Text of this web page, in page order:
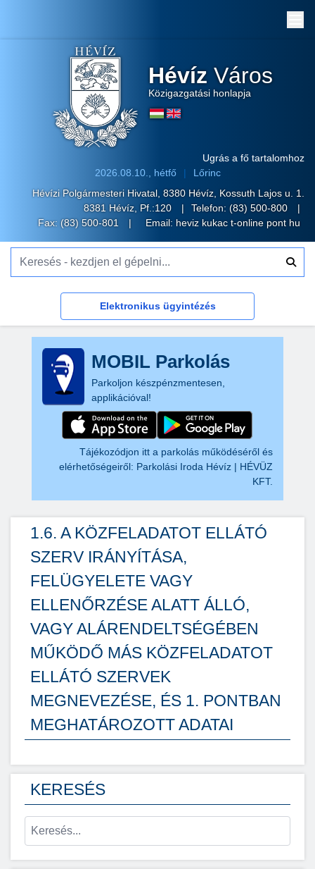
Hévíz Város
Közigazgatási honlapja
Ugrás a fő tartalomhoz
2026.08.10., hétfő
Lőrinc
Hévízi Polgármesteri Hivatal, 8380 Hévíz, Kossuth Lajos u. 1.
8381 Hévíz, Pf.:120
Telefon: (83) 500-800
Fax: (83) 500-801
Email: heviz kukac t-online pont hu
Elektronikus ügyintézés
MOBIL Parkolás
Parkoljon készpénzmentesen,
applikációval!
Tájékozódjon itt a parkolás működéséről és
elérhetőségeiről: Parkolási Iroda Hévíz | HÉVÜZ
KFT.
1.6. A KÖZFELADATOT ELLÁTÓ
SZERV IRÁNYÍTÁSA,
FELÜGYELETE VAGY
ELLENŐRZÉSE ALATT ÁLLÓ,
VAGY ALÁRENDELTSÉGÉBEN
MŰKÖDŐ MÁS KÖZFELADATOT
ELLÁTÓ SZERVEK
MEGNEVEZÉSE, ÉS 1. PONTBAN
MEGHATÁROZOTT ADATAI
KERESÉS